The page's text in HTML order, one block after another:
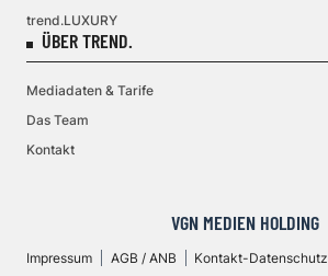
trend.LUXURY
ÜBER TREND.
Mediadaten & Tarife
Das Team
Kontakt
VGN MEDIEN HOLDING
Impressum AGB / ANB Kontakt-Datenschutz